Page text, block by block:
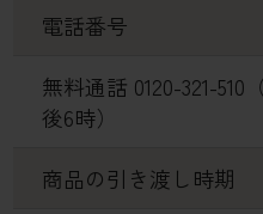
電話番号
無料通話 0120-321-
後6時）
商品の引き渡し時期